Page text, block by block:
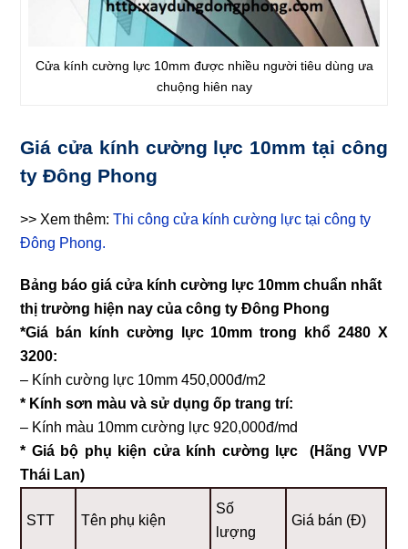
Cửa kính cường lực 10mm được nhiều người tiêu dùng ưa
chuộng hiên nay
Giá cửa kính cường lực 10mm tại công
ty Đông Phong
>> Xem thêm:Thi công cửa kính cường lực tại công ty
Đông Phong.
Bảng báo giá cửa kính cường lực 10mm chuẩn nhất
thị trường hiện nay của công ty Đông Phong
*Giá bán kính cường lực 10mm trong khổ 2480 X
3200:
– Kính cường lực 10mm 450,000đ/m2
* Kính sơn màu và sử dụng ốp trang trí:
– Kính màu 10mm cường lực 920,000đ/md
* Giá bộ phụ kiện cửa kính cường lực (Hãng VVP
Thái Lan)
STT Tên phụ kiện
Số
lượng
Giá bán (Đ)